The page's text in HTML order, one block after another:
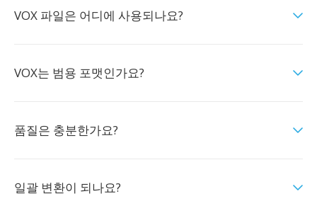
VOX 파일은 어디에 사용되나요?
VOX는 범용 포맷인가요?
품질은 충분한가요?
일괄 변환이 되나요?